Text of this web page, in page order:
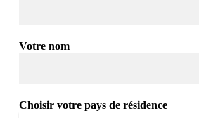
Votre nom
Choisir votre pays de résidence